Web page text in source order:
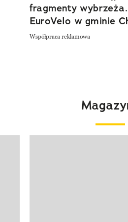
fragmenty
EuroVelo w gminie
Współpraca reklamowa